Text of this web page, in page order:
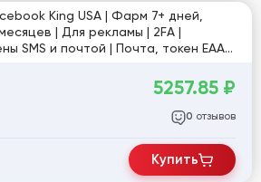
King USA | Фарм 7+ дней,
| Для рекламы | 2FA |
SMS и почтой | Почта, токен EAAB,
IP [825897]
5257.85 ₽
0 отзывов
Купить